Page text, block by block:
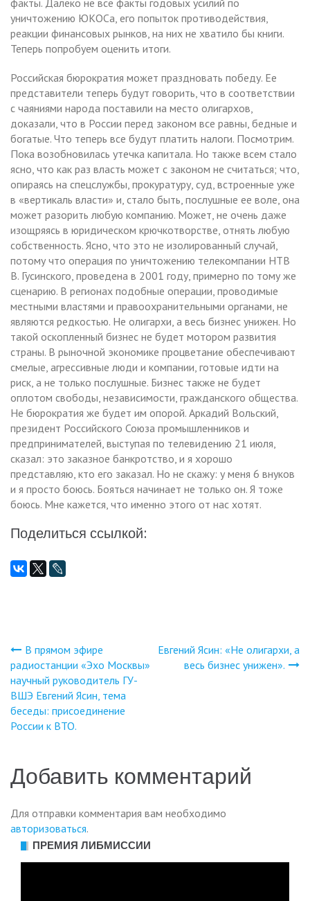
уничтожению ЮКОСа, его попыток противодействия,
реакции финансовых рынков, на них не хватило бы книги.
Теперь попробуем оценить итоги.
Российская бюрократия может праздновать победу. Ее
представители теперь будут говорить, что в соответствии
с чаяниями народа поставили на место олигархов,
доказали, что в России перед законом все равны, бедные и
богатые. Что теперь все будут платить налоги. Посмотрим.
Пока возобновилась утечка капитала. Но также всем стало
ясно, что как раз власть может с законом не считаться; что,
опираясь на спецслужбы, прокуратуру, суд, встроенные уже
в «вертикаль власти» и, стало быть, послушные ее воле, она
может разорить любую компанию. Может, не очень даже
изощряясь в юридическом крючкотворстве, отнять любую
собственность. Ясно, что это не изолированный случай,
потому что операция по уничтожению телекомпании НТВ
В. Гусинского, проведена в 2001 году, примерно по тому же
сценарию. В регионах подобные операции, проводимые
местными властями и правоохранительными органами, не
являются редкостью. Не олигархи, а весь бизнес унижен. Но
такой оскопленный бизнес не будет мотором развития
страны. В рыночной экономике процветание обеспечивают
смелые, агрессивные люди и компании, готовые идти на
риск, а не только послушные. Бизнес также не будет
оплотом свободы, независимости, гражданского общества.
Не бюрократия же будет им опорой. Аркадий Вольский,
президент Российского Союза промышленников и
предпринимателей, выступая по телевидению 21 июля,
сказал: это заказное банкротство, и я хорошо
представляю, кто его заказал. Но не скажу: у меня 6 внуков
и я просто боюсь. Бояться начинает не только он. Я тоже
боюсь. Мне кажется, что именно этого от нас хотят.
Поделиться ссылкой:
Навигация
по
записям
В прямом эфире
радиостанции «Эхо Москвы»
научный руководитель ГУ-
ВШЭ Евгений Ясин, тема
беседы: присоединение
России к ВТО.
Евгений Ясин: «Не олигархи, а
весь бизнес унижен».
Добавить комментарий
Для отправки комментария вам необходимо
авторизоваться.
ПРЕМИЯ ЛИБМИССИИ